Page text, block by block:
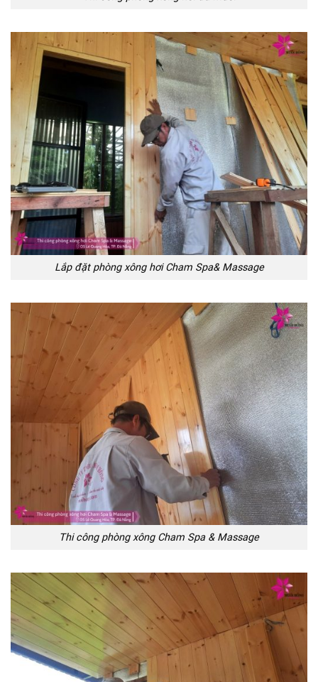
Lắp đặt phòng xông hơi Cham Spa& Massage
Thi công phòng xông Cham Spa & Massage